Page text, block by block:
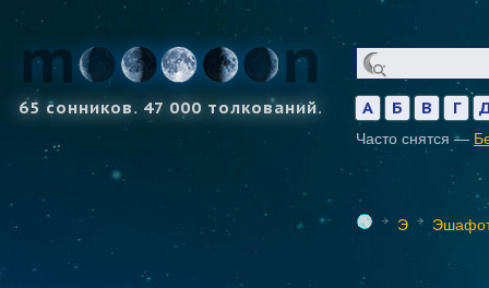
65 сонников. 47 000 толкований. А Б В Г
Часто снятся —
Э